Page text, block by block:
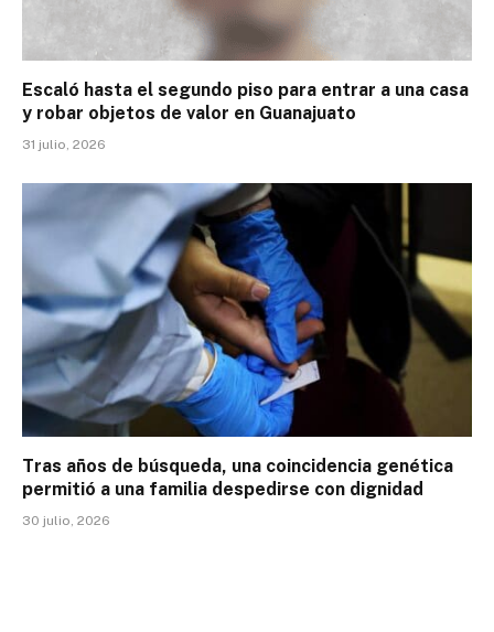
Escaló hasta el segundo piso para entrar a una casa
y robar objetos de valor en Guanajuato
31 julio, 2026
Tras años de búsqueda, una coincidencia genética
permitió a una familia despedirse con dignidad
30 julio, 2026